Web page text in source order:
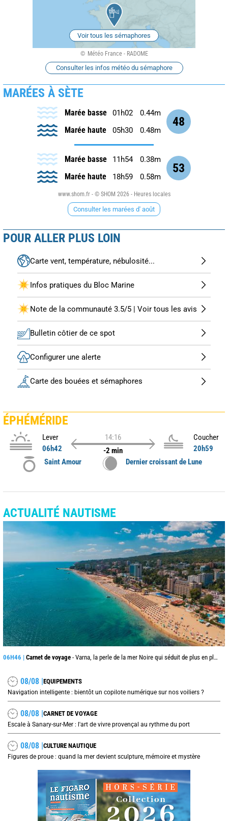
Voir tous les sémaphores
Météo France - RADOME
Consulter les infos météo du sémaphore
MARÉES À SÈTE
48
Marée basse 01h02 0.44m
Marée haute 05h30 0.48m
53
Marée basse 11h54 0.38m
Marée haute 18h59 0.58m
www.shom.fr - © SHOM 2026 - Heures locales
Consulter les marées d' août
POUR ALLER PLUS LOIN
Carte vent, température, nébulosité...
Infos pratiques du Bloc Marine
Note de la communauté 3.5/5 | Voir tous les avis
Bulletin côtier de ce spot
Configurer une alerte
Carte des bouées et sémaphores
ÉPHÉMÉRIDE
Lever
06h42
14:16
-2 min
Coucher
20h59
Saint Amour
Dernier croissant de Lune
ACTUALITÉ NAUTISME
06H46 | Carnet de voyage - Varna, la perle de la mer Noire qui séduit de plus en plus les voyageurs cet été
08/08 |EQUIPEMENTS
Navigation intelligente : bientôt un copilote numérique sur nos voiliers ?
08/08 |CARNET DE VOYAGE
Escale à Sanary-sur-Mer : l'art de vivre provençal au rythme du port
08/08 |CULTURE NAUTIQUE
Figures de proue : quand la mer devient sculpture, mémoire et mystère